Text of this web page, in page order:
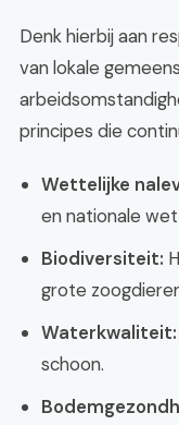
Denk hierbij aan
van lokale
principes die
Wettelijke
en nationale
Biodiversiteit:
grote
Waterkwaliteit:
schoon.